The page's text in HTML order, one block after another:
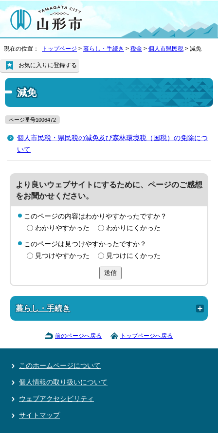
現在の位置： トップページ > 暮らし・手続き > 税金 > 個人市県民税 > 減免
減免
お気に入りに登録する
ページ番号1006472
個人市民税・県民税の減免及び森林環境税（国税）の免除につ
いて
より良いウェブサイトにするために、ページのご感想
をお聞かせください。
このページの内容はわかりやすかったですか？
わかりやすかった
わかりにくかった
このページは見つけやすかったですか？
見つけやすかった
見つけにくかった
送信
暮らし・手続き
前のページへ戻る トップページへ戻る
このホームページについて
個人情報の取り扱いについて
ウェブアクセシビリティ
サイトマップ